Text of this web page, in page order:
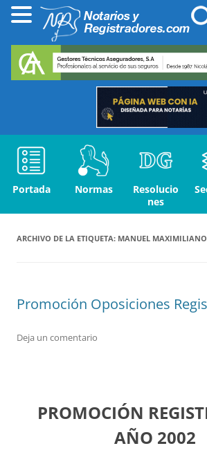
Portada Normas
Resolucio
nes
ARCHIVO DE LA ETIQUETA: MANUEL
Promoción Oposiciones
Deja un comentario
PROMOCIÓN
AÑO 2002